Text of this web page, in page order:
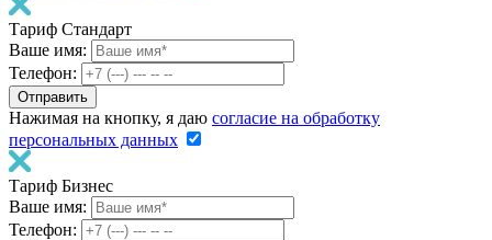
Тариф Стандарт
Ваше имя:
Телефон:
Нажимая на кнопку, я даю согласие на обработку
персональных данных
Тариф Бизнес
Ваше имя:
Телефон: